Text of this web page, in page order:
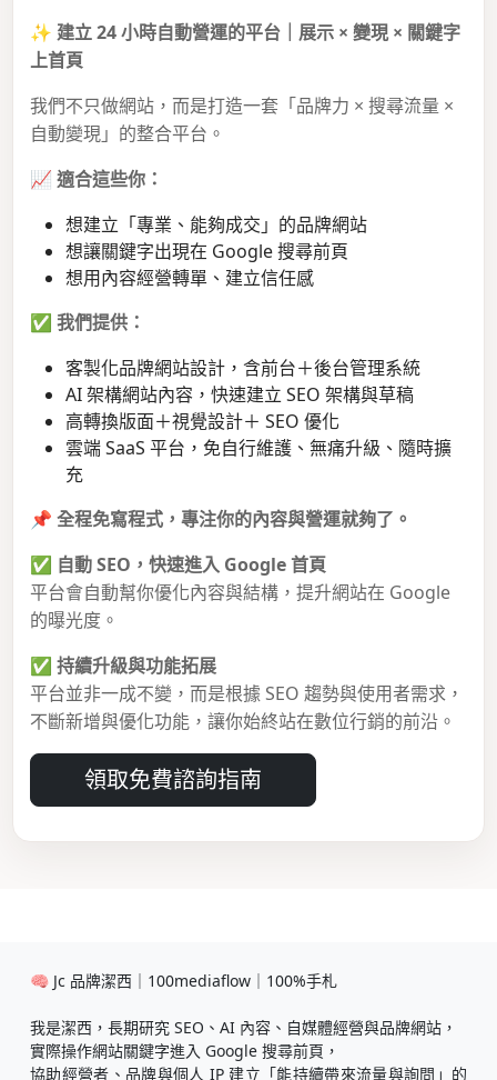
✨ 建立 24 小時自動營運的平台｜展示 × 變現 × 關鍵字
上首頁
我們不只做網站，而是打造一套「品牌力 × 搜尋流量 ×
自動變現」的整合平台。
📈 適合這些你：
想建立「專業、能夠成交」的品牌網站
想讓關鍵字出現在 Google 搜尋前頁
想用內容經營轉單、建立信任感
✅ 我們提供：
客製化品牌網站設計，含前台＋後台管理系統
AI 架構網站內容，快速建立 SEO 架構與草稿
高轉換版面＋視覺設計＋ SEO 優化
雲端 SaaS 平台，免自行維護、無痛升級、隨時擴
充
📌 全程免寫程式，專注你的內容與營運就夠了。
✅ 自動 SEO，快速進入 Google 首頁
平台會自動幫你優化內容與結構，提升網站在 Google
的曝光度。
✅ 持續升級與功能拓展
平台並非一成不變，而是根據 SEO 趨勢與使用者需求，
不斷新增與優化功能，讓你始終站在數位行銷的前沿。
領取免費諮詢指南
🧠 Jc 品牌潔西｜100mediaflow｜100%手札
我是潔西，長期研究 SEO、AI 內容、自媒體經營與品牌網站，
實際操作網站關鍵字進入 Google 搜尋前頁，
協助經營者、品牌與個人 IP 建立「能持續帶來流量與詢問」的